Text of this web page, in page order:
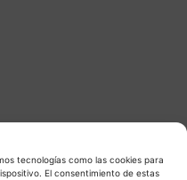
tecnologías como las cookies para
El consentimiento de estas